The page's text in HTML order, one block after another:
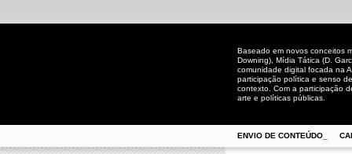
Baseado em novos conceitos
Downing), Mídia Tática (D.
comunidade digital focada na
participação política e senso
contexto. Com a participação
arte e políticas públicas.
ENVIO DE CONTEÚDO_